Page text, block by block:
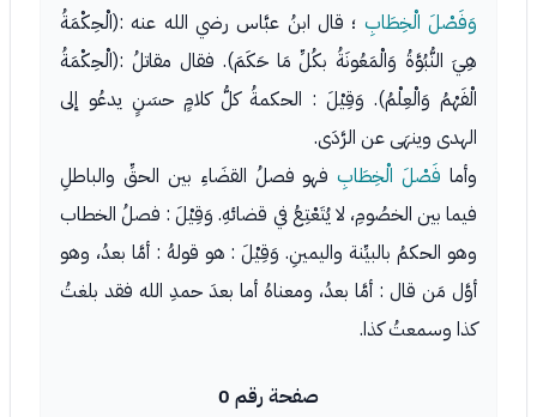
وَفَصْلَ الْخِطَابِ ؛ قال ابنُ عبَّاس رضي الله عنه :(الْحِكْمَةُ
هِيَ النُّبُوَّةُ وَالْمَعُونَةُ بكُلِّ مَا حَكَمَ). فقال مقاتلُ :(الْحِكْمَةُ
الْفَهْمُ وَالْعِلْمُ). وَقِيْلَ : الحكمةُ كلُّ كلامٍ حسَنٍ يدعُو إلى
الهدى وينهَى عن الرَّدَى.
وأما فَصْلَ الْخِطَابِ فهو فصلُ القضَاءِ بين الحقِّ والباطلِ
فيما بين الخصُومِ، لا يُتَعْتِعُ في قضائهِ. وَقِيْلَ : فصلُ الخطاب
وهو الحكمُ بالبيِّنة واليمينِ. وَقِيْلَ : هو قولهُ : أمَّا بعدُ، وهو
أوَّل مَن قال : أمَّا بعدُ، ومعناهُ أما بعدَ حمدِ الله فقد بلغتُ
كذا وسمعتُ كذا.
صفحة رقم 0